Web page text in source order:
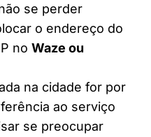
se perder
o endereço do
no Waze ou
na cidade for por
ao serviço
se preocupar